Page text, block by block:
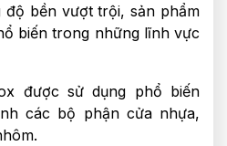
bền vượt trội, sản phẩm
biến trong những lĩnh vực
được sử dụng phổ biến
các bộ phận cửa nhựa,